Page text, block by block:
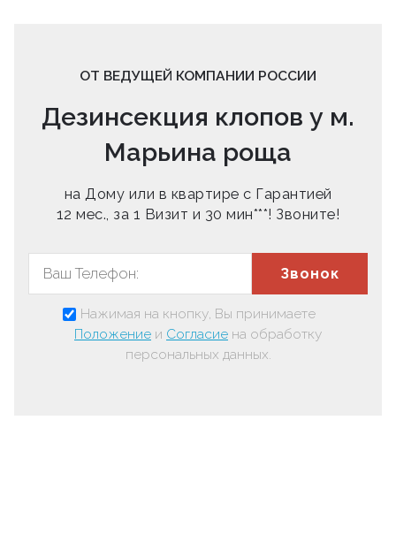
ОТ ВЕДУЩЕЙ КОМПАНИИ РОССИИ
Дезинсекция клопов у м.
Марьина роща
на Дому или в квартире с Гарантией
12 мес., за 1 Визит и 30 мин***! Звоните!
Звонок
Нажимая на кнопку, Вы принимаете
Положение и Согласие на обработку
персональных данных.